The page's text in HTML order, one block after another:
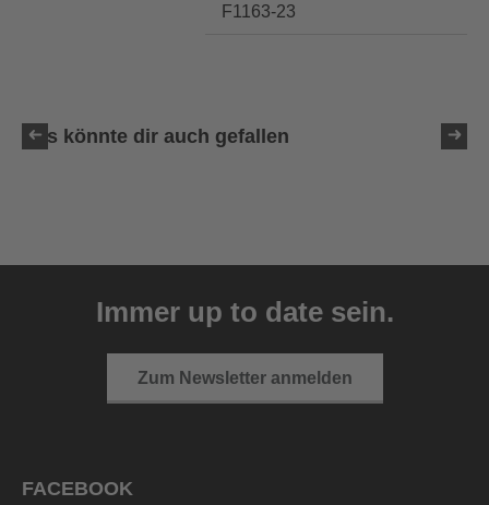
F1163-23
Das könnte dir auch gefallen
2 FarbvariantenImmer up to date sein.
Zum Newsletter anmelden
FACEBOOK